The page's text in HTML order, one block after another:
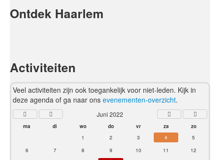
Ontdek Haarlem
Activiteiten
Veel activiteiten zijn ook toegankelijk voor niet-leden. Kijk in
deze agenda of ga naar ons evenementen-overzicht.
Juni 2022
ma di wo do vr za
zo
1
2 3 4
5
6
7 8 9 10 11
12